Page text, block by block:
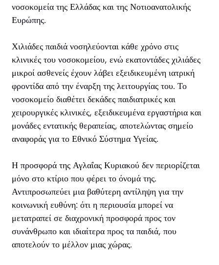
νοσοκομεία της Ελλάδας και της Νοτιοανατολικής
Ευρώπης.
Χιλιάδες παιδιά νοσηλεύονται κάθε χρόνο στις
κλινικές του νοσοκομείου, ενώ εκατοντάδες χιλιάδες
μικροί ασθενείς έχουν λάβει εξειδικευμένη ιατρική
φροντίδα από την έναρξη της λειτουργίας του. Το
νοσοκομείο διαθέτει δεκάδες παιδιατρικές και
χειρουργικές κλινικές, εξειδικευμένα εργαστήρια και
μονάδες εντατικής θεραπείας, αποτελώντας σημείο
αναφοράς για το Εθνικό Σύστημα Υγείας.
Η προσφορά της Αγλαΐας Κυριακού δεν περιορίζεται
μόνο στο κτίριο που φέρει το όνομά της.
Αντιπροσωπεύει μια βαθύτερη αντίληψη για την
κοινωνική ευθύνη: ότι η περιουσία μπορεί να
μετατραπεί σε διαχρονική προσφορά προς τον
συνάνθρωπο και ιδιαίτερα προς τα παιδιά, που
αποτελούν το μέλλον μιας χώρας.